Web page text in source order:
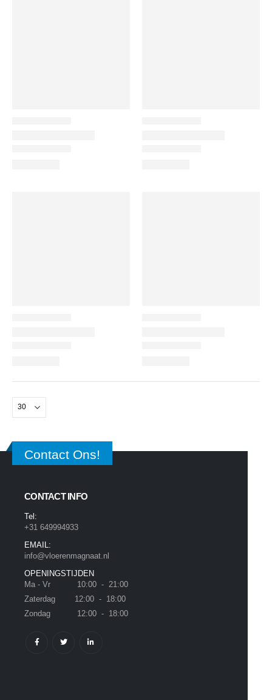
Contact Ons!
CONTACT INFO
Tel:
+31 649994933
EMAIL:
info@vloerenmagnaat.nl
OPENINGSTIJDEN
Ma - Vr 10:00 - 21:00
Zaterdag 12:00 - 18:00
Zondag 12:00 - 18:00